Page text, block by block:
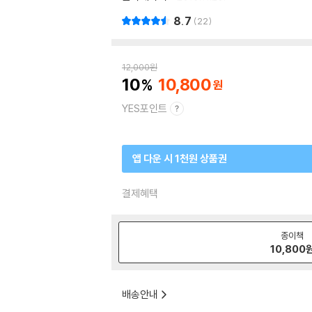
8.7 22
12,000원
10 10,800
YES포인트
앱 다운 시 1천원 상품권
결제혜택
종이책
10,800
배송안내